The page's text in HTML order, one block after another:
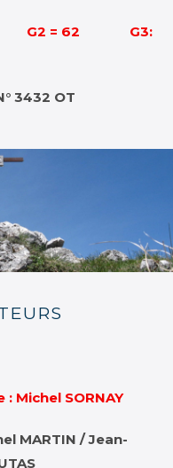
G2 = 62 G3:
3432 OT
Michel SORNAY
MARTIN /Jean-